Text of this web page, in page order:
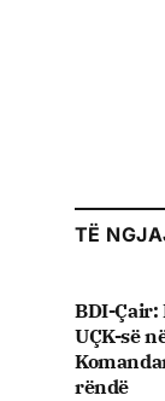
TË
BDI-Çair:
UÇK-së
rëndë